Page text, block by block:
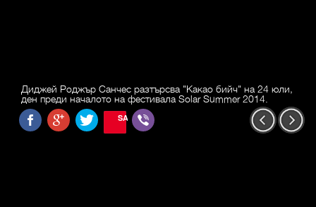
Диджей Роджър Санчес разтърсва "Какао бийч" на 24 юли,
ден преди началото на фестивала Solar Summer 2014.
SAVE